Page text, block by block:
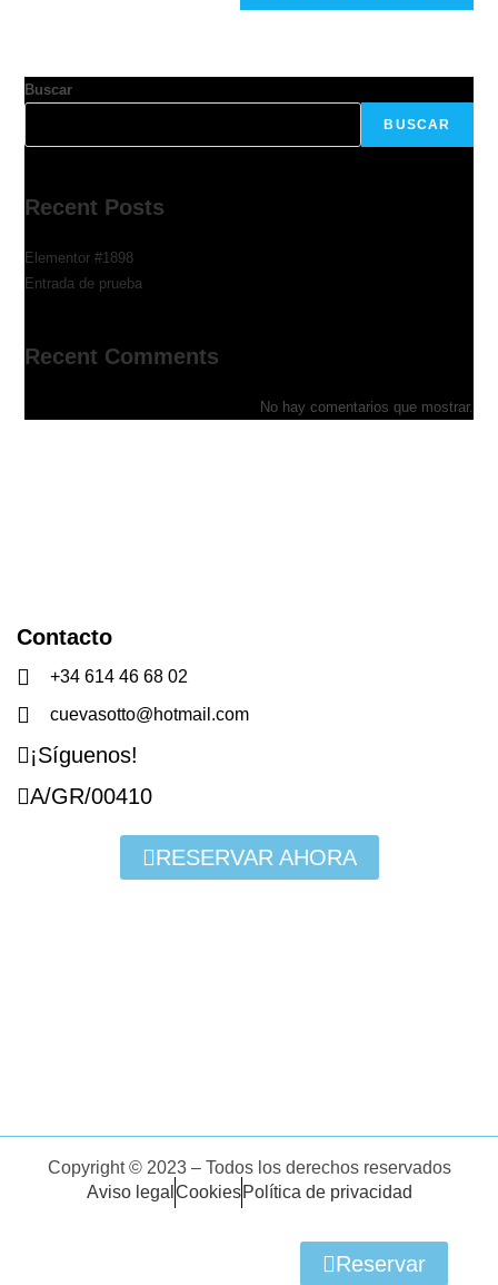
Reservar
Buscar
BUSCAR
Recent Posts
Elementor #1898
Entrada de prueba
Recent Comments
No hay comentarios que mostrar.
Contacto
+34 614 46 68 02
cuevasotto@hotmail.com
¡Síguenos!
A/GR/00410
RESERVAR AHORA
Copyright © 2023 – Todos los derechos reservados
Aviso legal Cookies Política de privacidad